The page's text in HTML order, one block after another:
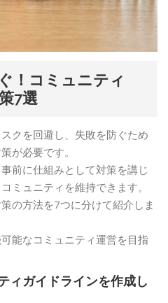
！コミュニティ
7選
クを回避し、失敗を防ぐため
が必要です。
前に仕組みとして対策を講じ
ミュニティを維持できます。
の方法を7つに分けて紹介しま
能なコミュニティ運営を目指
ィガイドラインを作成し